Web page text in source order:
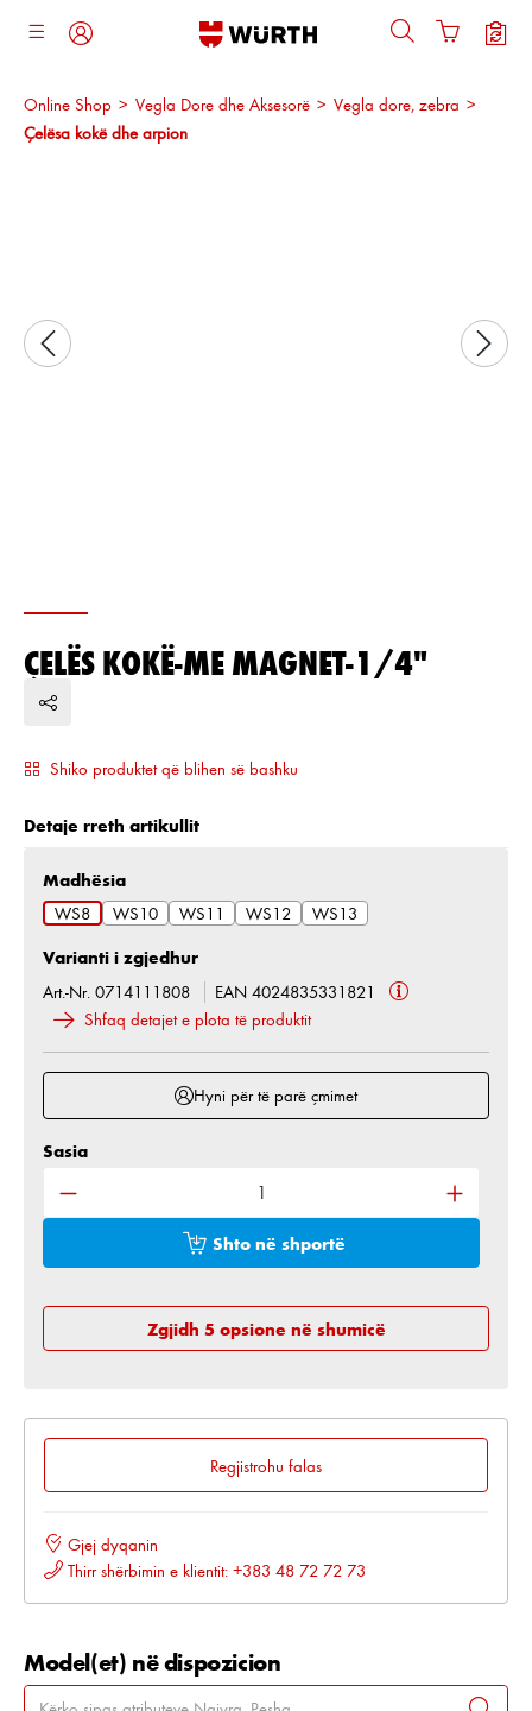
kryesore
Online Shop > Vegla Dore dhe Aksesorë > Vegla dore, zebra >
Çelësa kokë dhe arpion
ÇELËS KOKË-ME MAGNET-1/4"
Shiko produktet që blihen së bashku
Detaje rreth artikullit
Zgjidh
Madhësia
WS8
WS10 WS11 WS12 WS13
Varianti i zgjedhur
Art.-Nr. 0714111808
EAN 4024835331821
Shfaq detajet e plota të produktit
Hyni për të parë çmimet
Sasia e produktit: Shkruani sasinë e dëshiruar
Sasia
Shto në shportë
Zgjidh 5 opsione në shumicë
Regjistrohu falas
Gjej dyqanin
Thirr shërbimin e klientit: +383 48 72 72 73
Model(et) në dispozicion